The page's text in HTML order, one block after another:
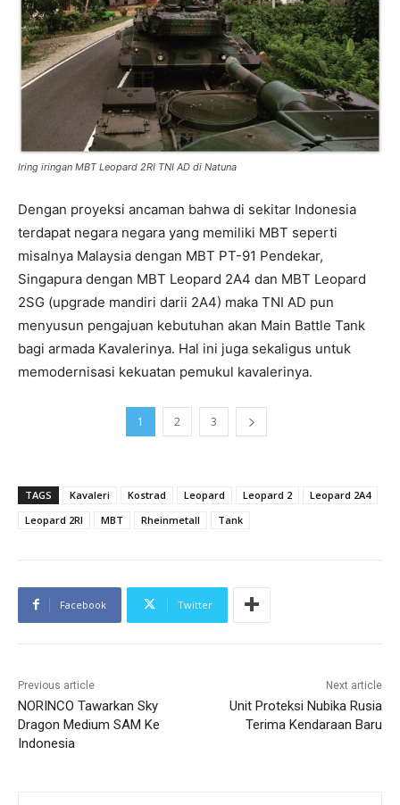
Iring iringan MBT Leopard 2RI TNI AD di Natuna
Dengan proyeksi ancaman bahwa di sekitar Indonesia
terdapat negara negara yang memiliki MBT seperti
misalnya Malaysia dengan MBT PT-91 Pendekar,
Singapura dengan MBT Leopard 2A4 dan MBT Leopard
2SG (upgrade mandiri darii 2A4) maka TNI AD pun
menyusun pengajuan kebutuhan akan Main Battle Tank
bagi armada Kavalerinya. Hal ini juga sekaligus untuk
memodernisasi kekuatan pemukul kavalerinya.
1 2 3
TAGS Kavaleri Kostrad Leopard Leopard 2
Leopard 2A4
Leopard 2RI
MBT Rheinmetall Tank
Facebook Twitter
Previous article
NORINCO Tawarkan Sky
Dragon Medium SAM Ke
Indonesia
Next article
Unit Proteksi Nubika Rusia
Terima Kendaraan Baru